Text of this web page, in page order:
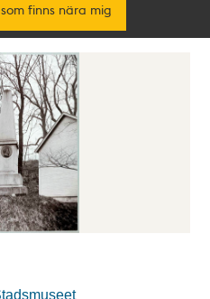
finns nära mig